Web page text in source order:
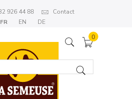
926 44 88
Contact
FR
EN DE